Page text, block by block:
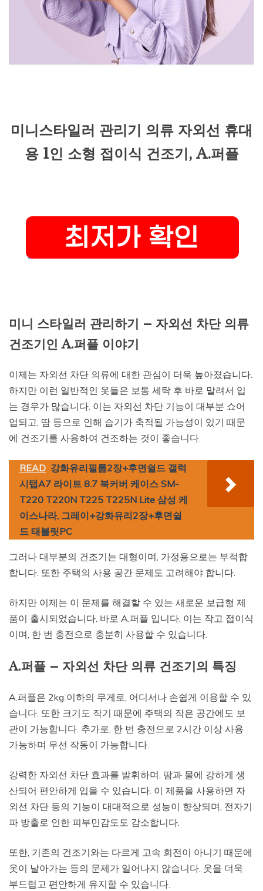
미니스타일러 관리기 의류 자외선 휴대
용 1인 소형 접이식 건조기, A.퍼플
미니 스타일러 관리하기 – 자외선 차단 의류
건조기인 A.퍼플 이야기
이제는 자외선 차단 의류에 대한 관심이 더욱 높아졌습니다.
하지만 이런 일반적인 옷들은 보통 세탁 후 바로 말려서 입
는 경우가 많습니다. 이는 자외선 차단 기능이 대부분 쇼어
업되고, 땀 등으로 인해 습기가 축적될 가능성이 있기 때문
에 건조기를 사용하여 건조하는 것이 좋습니다.
READ 강화유리필름2장+후면쉴드 갤럭
시탭A7 라이트 8.7 북커버 케이스 SM-
T220 T220N T225 T225N Lite 삼성 케
이스나라, 그레이+강화유리2장+후면쉴
드 태블릿PC
그러나 대부분의 건조기는 대형이며, 가정용으로는 부적합
합니다. 또한 주택의 사용 공간 문제도 고려해야 합니다.
하지만 이제는 이 문제를 해결할 수 있는 새로운 보급형 제
품이 출시되었습니다. 바로 A.퍼플 입니다. 이는 작고 접이식
이며, 한 번 충전으로 충분히 사용할 수 있습니다.
A.퍼플 – 자외선 차단 의류 건조기의 특징
A.퍼플은 2kg 이하의 무게로, 어디서나 손쉽게 이용할 수 있
습니다. 또한 크기도 작기 때문에 주택의 작은 공간에도 보
관이 가능합니다. 추가로, 한 번 충전으로 2시간 이상 사용
가능하며 무선 작동이 가능합니다.
강력한 자외선 차단 효과를 발휘하며, 땀과 물에 강하게 생
산되어 편안하게 입을 수 있습니다. 이 제품을 사용하면 자
외선 차단 등의 기능이 대대적으로 성능이 향상되며, 전자기
파 방출로 인한 피부민감도도 감소합니다.
또한, 기존의 건조기와는 다르게 고속 회전이 아니기 때문에
옷이 날아가는 등의 문제가 일어나지 않습니다. 옷을 더욱
부드럽고 편안하게 유지할 수 있습니다.